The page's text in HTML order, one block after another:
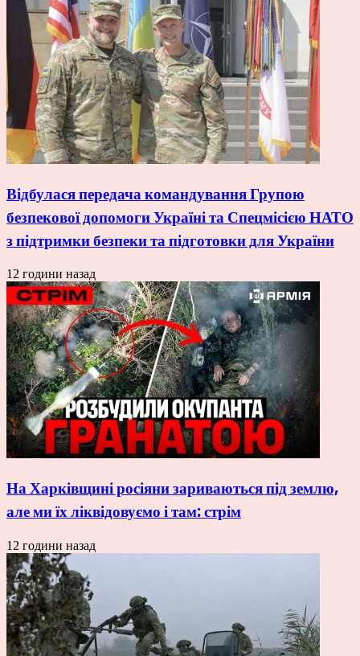
Відбулася передача командування Групою
безпекової допомоги Україні та Спецмісією НАТО
з підтримки безпеки та підготовки для України
12 години назад
На Харківщині росіяни зариваються під землю,
але ми їх ліквідовуємо і там: стрім
12 години назад